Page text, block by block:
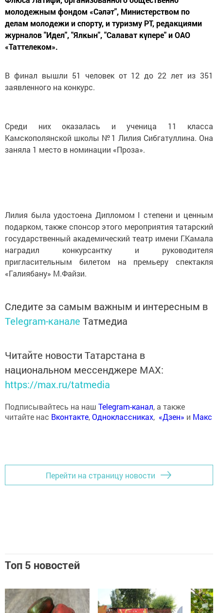
молодежным фондом «Сәләт", Министерством по
делам молодежи и спорту, и туризму РТ, редакциями
журналов "Идел", "Ялкын", "Салават күпере" и ОАО
«Таттелеком».
В финал вышли 51 человек от 12 до 22 лет из 351
заявленного на конкурс.
Среди них оказалась и ученица 11 класса
Камскополянской школы №1 Лилия Сибгатуллина. Она
заняла 1 место в номинации «Проза».
Лилия была удостоена Дипломом I степени и ценным
подарком, также спонсор этого мероприятия татарский
государственный академический театр имени Г.Камала
наградил конкурсантку и руководителя
пригласительным билетом на премьеру спектакля
«Галиябану» М.Файзи.
Следите за самым важным и интересным в
Telegram-канале Татмедиа
Читайте новости Татарстана в
национальном мессенджере MАХ:
https://max.ru/tatmedia
Подписывайтесь на наш Telegram-канал, а также
читайте нас Вконтакте,Одноклассниках, «Дзен» и Макс
Перейти на страницу новости
Топ 5 новостей